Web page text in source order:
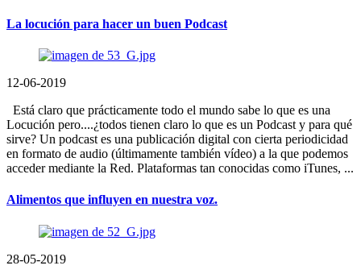
La locución para hacer un buen Podcast
12-06-2019
Está claro que prácticamente todo el mundo sabe lo que es una
Locución pero....¿todos tienen claro lo que es un Podcast y para qué
sirve? Un podcast es una publicación digital con cierta periodicidad
en formato de audio (últimamente también vídeo) a la que podemos
acceder mediante la Red. Plataformas tan conocidas como iTunes, ...
Alimentos que influyen en nuestra voz.
28-05-2019